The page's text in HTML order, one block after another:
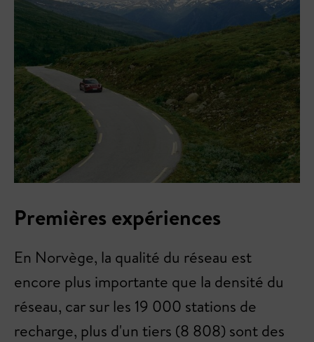
Premières expériences
En Norvège, la qualité du réseau est
encore plus importante que la densité du
réseau, car sur les 19 000 stations de
recharge, plus d'un tiers (8 808) sont des